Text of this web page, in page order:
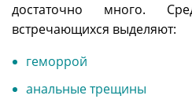
достаточно много.
встречающихся выделяют:
геморрой
анальные трещины